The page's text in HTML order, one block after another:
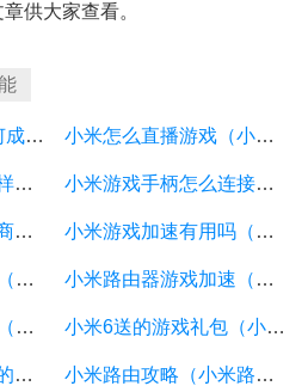
供大家查看。
小米2抢购攻略：如何成功抢购小米2 小米怎么直播游戏（小米直播怎么直播手游）
小米笔记本玩游戏怎样（小米笔记本怎么打开游戏模式） 小米游戏手柄怎么连接手机（小米游戏手柄连接手机后不能控制游戏）
小米购机攻略（小米商城购机优惠） 小米游戏加速有用吗（小米的游戏加速有没有用）
红米4x玩游戏怎么样（红米4x能玩吃鸡么） 小米路由器游戏加速（小米路由器游戏加速怎么用）
小米5s打游戏怎么样（小米5splus打游戏） 小米6送的游戏礼包（小米游戏礼券）
小米平板有什么好玩的游戏（小米平板有什么好玩的游戏推荐） 小米路由攻略（小米路由器玩法大集合,看看你都知道哪些?）